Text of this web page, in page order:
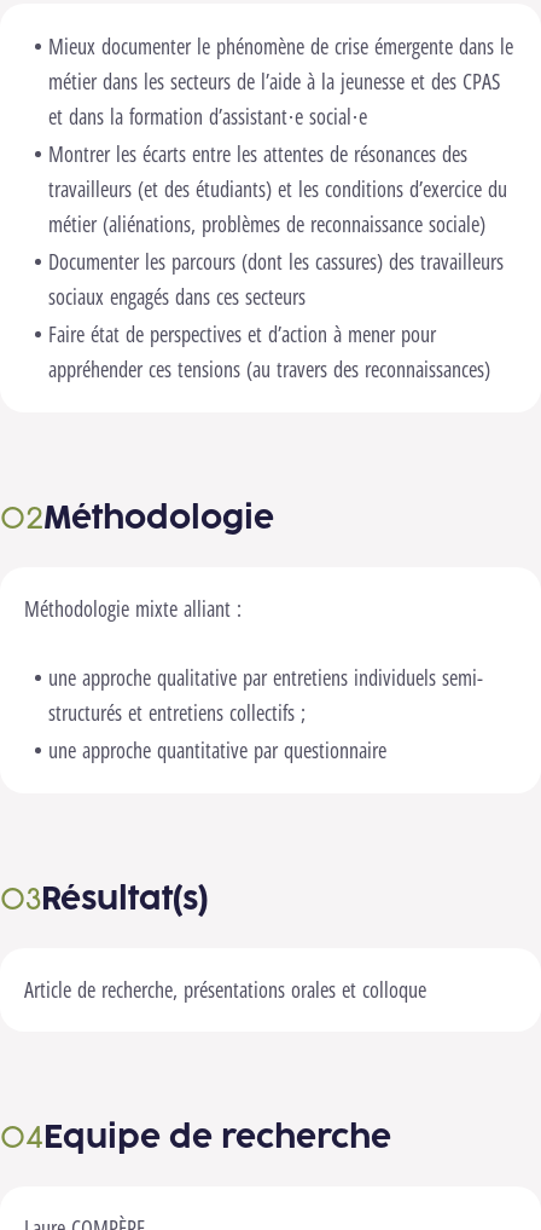
Mieux documenter le phénomène de crise émergente dans le
métier dans les secteurs de l’aide à la jeunesse et des CPAS
et dans la formation d’assistant·e social·e
Montrer les écarts entre les attentes de résonances des
travailleurs (et des étudiants) et les conditions d’exercice du
métier (aliénations, problèmes de reconnaissance sociale)
Documenter les parcours (dont les cassures) des travailleurs
sociaux engagés dans ces secteurs
Faire état de perspectives et d’action à mener pour
appréhender ces tensions (au travers des reconnaissances)
Méthodologie
Méthodologie mixte alliant :
une approche qualitative par entretiens individuels semi-
structurés et entretiens collectifs ;
une approche quantitative par questionnaire
Résultat(s)
Article de recherche, présentations orales et colloque
Equipe de recherche